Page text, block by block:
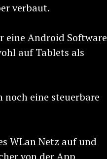
verbaut.
eine Android Software
auf Tablets als
eine steuerbare
WLan Netz auf und
von der App